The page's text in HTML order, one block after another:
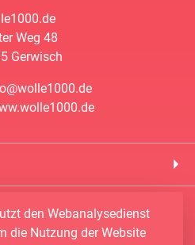
Weg 48
Gerwisch
den Webanalysedienst
die Nutzung der Website